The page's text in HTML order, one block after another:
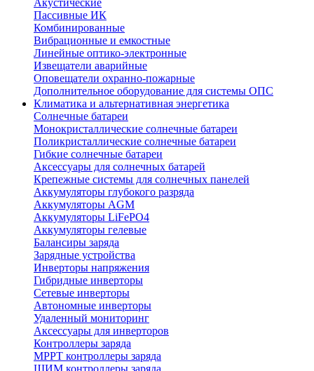
Акустические
Пассивные ИК
Комбинированные
Вибрационные и емкостные
Линейные оптико-электронные
Извещатели аварийные
Оповещатели охранно-пожарные
Дополнительное оборудование для системы ОПС
Климатика и альтернативная энергетика
Солнечные батареи
Монокристаллические солнечные батареи
Поликристаллические солнечные батареи
Гибкие солнечные батареи
Аксессуары для солнечных батарей
Крепежные системы для солнечных панелей
Аккумуляторы глубокого разряда
Аккумуляторы AGM
Аккумуляторы LiFePO4
Аккумуляторы гелевые
Балансиры заряда
Зарядные устройства
Инверторы напряжения
Гибридные инверторы
Сетевые инверторы
Автономные инверторы
Удаленный мониторинг
Аксессуары для инверторов
Контроллеры заряда
MPPT контроллеры заряда
ШИМ контроллеры заряда